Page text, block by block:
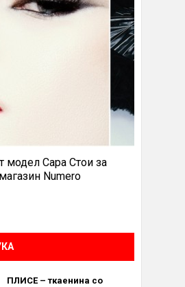
модел Сара Стои за
Numero
ПЛИСЕ – ткаенина со